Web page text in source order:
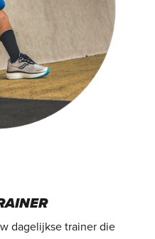
dagelijkse trainer die